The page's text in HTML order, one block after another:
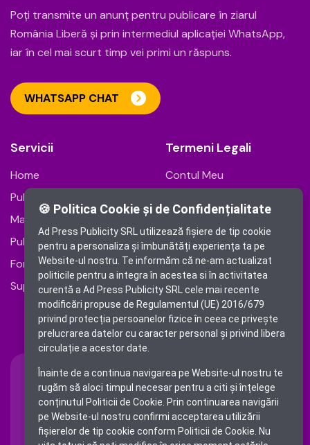
Poți transmite un anunț pentru publicare în ziarul
România Liberă și prin intermediul aplicației WhatsApp,
iar în cel mai scurt timp vei primi un răspuns.
WHATSAPP CHAT
Servicii
Home
Publică anunț
Mare Publicitate
Publicitate Online
Fonduri Europene
Suport Clienți
Termeni Legali
Contul Meu
Termeni și condiții
Politica de cookie
Politica de
confidențialitate
Soluționarea Online a
Litigiilor
Ai nevoie de suport?
0721 080 810
Trimite-ne un email:
office@publicitate-
romania-libera.ro
🍪 Politica Cookie și de Confidențialitate
Ad Press Publicity SRL utilizează fişiere de tip cookie
pentru a personaliza și îmbunătăți experiența ta pe
Website-ul nostru. Te informăm că ne-am actualizat
politicile pentru a integra în acestea si în activitatea
curentă a Ad Press Publicity SRL cele mai recente
modificări propuse de Regulamentul (UE) 2016/679
privind protecția persoanelor fizice în ceea ce privește
prelucrarea datelor cu caracter personal și privind libera
circulație a acestor date.
Înainte de a continua navigarea pe Website-ul nostru te
rugăm să aloci timpul necesar pentru a citi și înțelege
conținutul Politicii de Cookie. Prin continuarea navigării
pe Website-ul nostru confirmi acceptarea utilizării
fişierelor de tip cookie conform Politicii de Cookie. Nu